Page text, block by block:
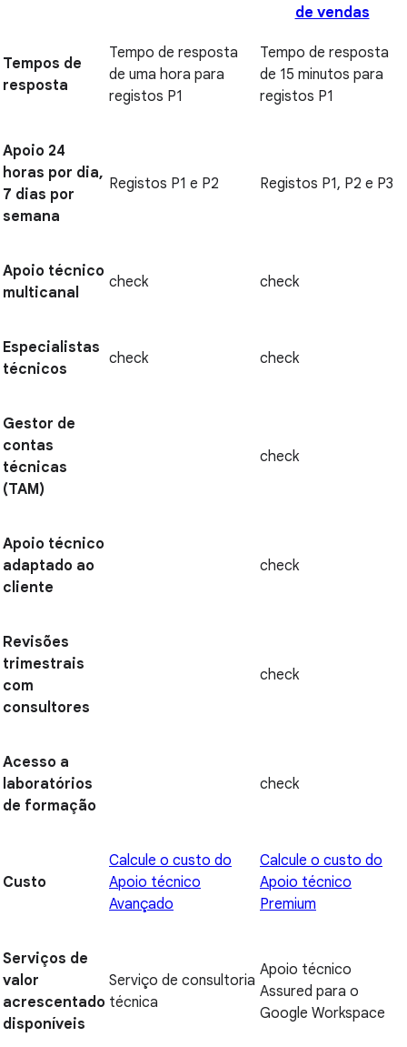
de vendas
Tempos de
resposta
Tempo de resposta
de uma hora para
registos P1
Tempo de resposta
de 15 minutos para
registos P1
Apoio 24
horas por dia,
7 dias por
semana
Registos P1 e P2 Registos P1, P2 e P3
Apoio técnico
multicanal
check check
Especialistas
técnicos
check check
Gestor de
contas
técnicas
(TAM)
check
Apoio técnico
adaptado ao
cliente
check
Revisões
trimestrais
com
consultores
check
Acesso a
laboratórios
de formação
check
Custo
Calcule o custo do
Apoio técnico
Avançado
Calcule o custo do
Apoio técnico
Premium
Serviços de
valor
acrescentado
disponíveis
Serviço de consultoria
técnica
Apoio técnico
Assured para o
Google Workspace